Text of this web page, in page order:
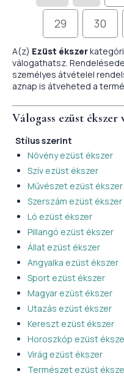
29 30
A(z) Ezüst ékszer
válogathatsz.
személyes átvételel
aznap is átveheted a
Válogass ezüst ékszer
Stílus szerint
Növény ezüst ékszer
Szív ezüst ékszer
Művészet ezüst ékszer
Szerszám ezüst ékszer
Ló ezüst ékszer
Pillangó ezüst ékszer
Állat ezüst ékszer
Angyalka ezüst ékszer
Sport ezüst ékszer
Magyar ezüst ékszer
Utazás ezüst ékszer
Kereszt ezüst ékszer
Horoszkóp ezüst
Virág ezüst ékszer
Természet ezüst